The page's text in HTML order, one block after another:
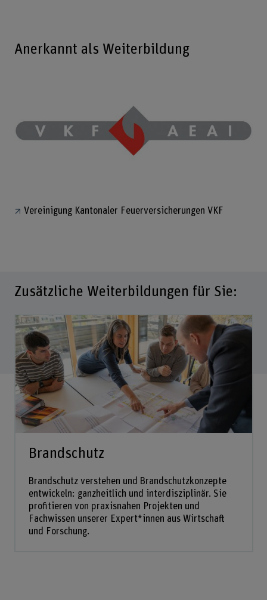
Anerkannt als Weiterbildung
Vereinigung Kantonaler Feuerversicherungen VKF
Zusätzliche Weiterbildungen für Sie:
Brandschutz
Brandschutz verstehen und Brandschutzkonzepte
entwickeln: ganzheitlich und interdisziplinär. Sie
profitieren von praxisnahen Projekten und
Fachwissen unserer Expert*innen aus Wirtschaft
und Forschung.